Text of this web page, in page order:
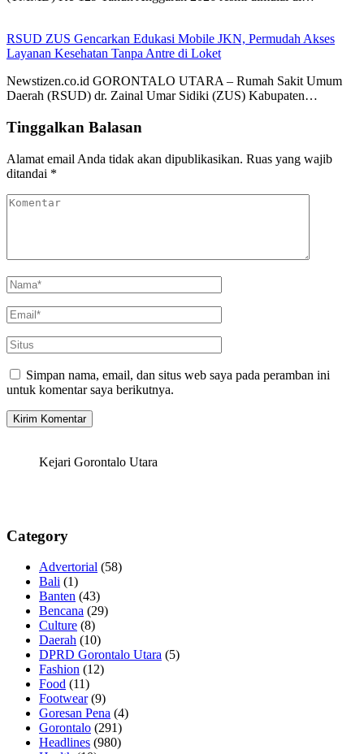
RSUD ZUS Gencarkan Edukasi Mobile JKN, Permudah Akses
Layanan Kesehatan Tanpa Antre di Loket
Newstizen.co.id GORONTALO UTARA – Rumah Sakit Umum
Daerah (RSUD) dr. Zainal Umar Sidiki (ZUS) Kabupaten…
Tinggalkan Balasan
Alamat email Anda tidak akan dipublikasikan. Ruas yang wajib
ditandai *
Simpan nama, email, dan situs web saya pada peramban ini
untuk komentar saya berikutnya.
Kejari Gorontalo Utara
Category
Advertorial (58)
Bali (1)
Banten (43)
Bencana (29)
Culture (8)
Daerah (10)
DPRD Gorontalo Utara (5)
Fashion (12)
Food (11)
Footwear(9)
Goresan Pena (4)
Gorontalo (291)
Headlines (980)